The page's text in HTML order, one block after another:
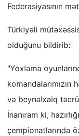
Federasiyasının
Türkiyəli
olduğunu bildirib:
"Yoxlama
və beynəlxalq
İnanıram ki,
çempionatlarında